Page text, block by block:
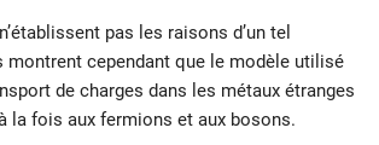
pas les raisons d’un tel
montrent cependant que le modèle utilisé
de charges dans les métaux étranges
la fois aux fermions et aux bosons.